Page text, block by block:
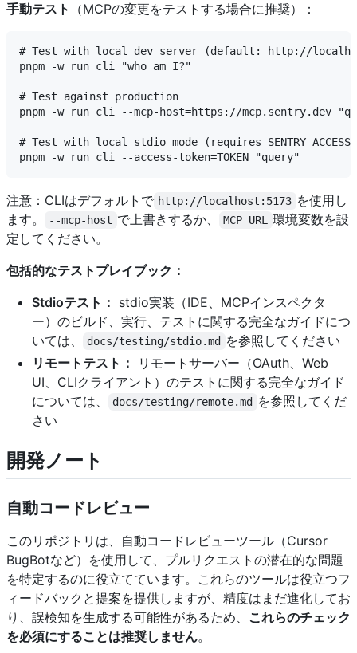
手動テスト （MCPの変更をテストする場合に推奨）：
# Test with local dev server (default: http://
pnpm -w run cli "who am I?"
# Test against production
pnpm -w run cli --mcp-host=https://mcp.sentry.dev
# Test with local stdio mode (requires
注意：CLIはデフォルトで http://localhost:5173 を使用し
ます。
--mcp-host で上書きするか、 MCP_URL
環境変数を設
定してください。
包括的なテストプレイブック：
Stdioテスト： stdio実装（IDE、MCPインスペクタ
ー）のビルド、実行、テストに関する完全なガイドにつ
いては、
docs/testing/stdio.md
を参照してください
リモートテスト：
リモートサーバー（OAuth、Web
UI、CLIクライアント）のテストに関する完全なガイド
については、
docs/testing/remote.md
を参照してくだ
さい
開発ノート
自動コードレビュー
このリポジトリは、自動コードレビューツール（Cursor
BugBotなど）を使用して、プルリクエストの潜在的な問題
を特定するのに役立てています。これらのツールは役立つフ
ィードバックと提案を提供しますが、精度はまだ進化してお
り、誤検知を生成する可能性があるため、 これらのチェック
を必須にすることは推奨しません。